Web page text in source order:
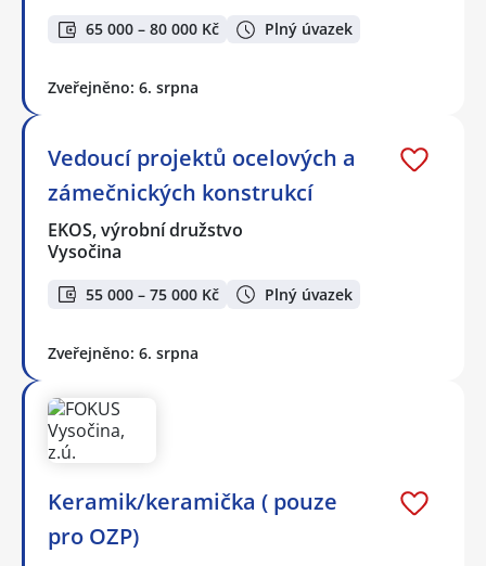
65 000 – 80 000 Kč Plný úvazek
Zveřejněno: 6. srpna
Vedoucí projektů ocelových a
zámečnických konstrukcí
EKOS, výrobní družstvo
Vysočina
55 000 – 75 000 Kč Plný úvazek
Zveřejněno: 6. srpna
Keramik/keramička ( pouze
pro OZP)